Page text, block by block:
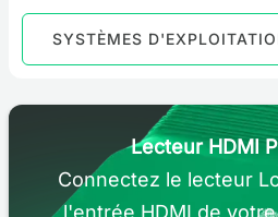
SYSTÈMES
Lecteur HDMI
Connectez le lecteur
l'entrée HDMI de